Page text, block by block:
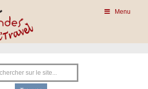
Menu